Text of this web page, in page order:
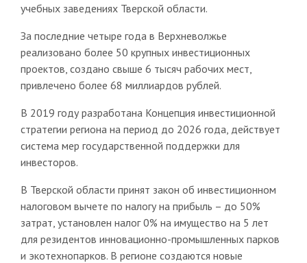
учебных заведениях Тверской области.
За последние четыре года в Верхневолжье
реализовано более 50 крупных инвестиционных
проектов, создано свыше 6 тысяч рабочих мест,
привлечено более 68 миллиардов рублей.
В 2019 году разработана Концепция инвестиционной
стратегии региона на период до 2026 года, действует
система мер государственной поддержки для
инвесторов.
В Тверской области принят закон об инвестиционном
налоговом вычете по налогу на прибыль – до 50%
затрат, установлен налог 0% на имущество на 5 лет
для резидентов инновационно-промышленных парков
и экотехнопарков. В регионе создаются новые